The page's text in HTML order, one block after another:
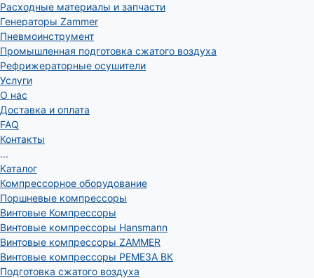
Расходные материалы и запчасти
Генераторы Zammer
Пневмоинструмент
Промышленная подготовка сжатого воздуха
Рефрижераторные осушители
Услуги
О нас
Доставка и оплата
FAQ
Контакты
...
Каталог
Компрессорное оборудование
Поршневые компрессоры
Винтовые Компрессоры
Винтовые компрессоры Hansmann
Винтовые компрессоры ZAMMER
Винтовые компрессоры РЕМЕЗА ВК
Подготовка сжатого воздуха